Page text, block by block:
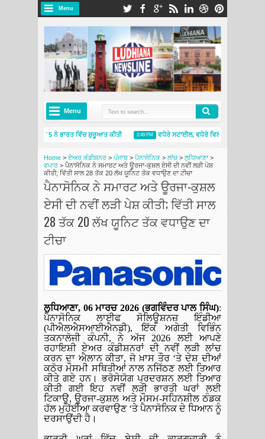
Menu
Menu
ਪ੍ਰਾਈਮੈਸੀ 5 ਨੇ ਭਾਰਤ ਵਿੱਚ ਸ਼ੁਰੂਆਤ ਕੀਤੀ 2:49 PM
ਵਧੇਰੇ ਸਟਾਈਲ, ਵਧੇਰੇ ਵਿਲੱਖਣਤਾ: ਸਕੋਡਾ ਆਟੋ
Home > ਏਅਰ ਕੰਡੀਸ਼ਨਰ > ਪੰਜਾਬ >ਪੈਨਾਸੋਨਿਕ >ਲਾਂਚ>ਲੁਧਿਆਣਾ>
ਵਪਾਰ >ਪੈਨਾਸੋਨਿਕ ਨੇ ਸਮਾਰਟ ਅਤੇ ਊਰਜਾ-ਕੁਸ਼ਲ ਏਸੀ ਦੀ ਨਵੀਂ ਲੜੀ ਪੇਸ਼
ਕੀਤੀ; ਵਿੱਤੀ ਸਾਲ 28 ਤੱਕ 20 ਲੱਖ ਯੂਨਿਟ ਤੱਕ ਵਧਾਉਣ ਦਾ ਟੀਚਾ
ਪੈਨਾਸੋਨਿਕ ਨੇ ਸਮਾਰਟ ਅਤੇ ਊਰਜਾ-ਕੁਸ਼ਲ
ਏਸੀ ਦੀ ਨਵੀਂ ਲੜੀ ਪੇਸ਼ ਕੀਤੀ; ਵਿੱਤੀ ਸਾਲ
28 ਤੱਕ 20 ਲੱਖ ਯੂਨਿਟ ਤੱਕ ਵਧਾਉਣ ਦਾ
ਟੀਚਾ
ਲੁਧਿਆਣਾ, 06 ਮਾਰਚ 2026 (ਭਗਵਿੰਦਰ ਪਾਲ ਸਿੰਘ):
ਪੈਨਾਸੋਨਿਕ ਲਾਈਫ ਸੋਲਿਊਸ਼ਨਜ਼ ਇੰਡੀਆ
(ਪੀਐਲਐਸਆਈਐਨਡੀ), ਇੱਕ ਅਗੇਤੀ ਵਿਭਿੰਨ
ਤਕਨਾਲੋਜੀ ਕੰਪਨੀ, ਨੇ ਅੱਜ 2026 ਲਈ ਆਪਣੇ
ਰਹਾਇਸ਼ੀ ਏਅਰਕੰਡੀਸ਼ਨਰਾਂ ਦੀ ਨਵੀਂ ਲੜੀ ਲਾਂਚ
ਕਰਨ ਦਾ ਐਲਾਨ ਕੀਤਾ, ਜੋ ਖ਼ਾਸ ਤੌਰ ‘ਤੇ ਦੇਸ਼ ਦੀਆਂ
ਕਠੋਰ ਮੌਸਮੀ ਸਥਿਤੀਆਂ ਨਾਲ ਨਜਿੱਠਣ ਲਈ ਤਿਆਰ
ਕੀਤੇ ਗਏ ਹਨ। ਭਰੋਸੇਯੋਗ ਪ੍ਰਦਰਸ਼ਨ ਲਈ ਤਿਆਰ
ਕੀਤੀ ਗਈ ਇਹ ਨਵੀਂ ਲੜੀ ਭਾਰਤੀ ਘਰਾਂ ਲਈ
ਟਿਕਾਊ, ਊਰਜਾ-ਕੁਸ਼ਲ ਅਤੇ ਮੌਸਮ-ਸਹਿਨਸ਼ੀਲ ਠੰਡਕ
ਹੱਲ ਮੁਹੱਈਆ ਕਰਵਾਉਣ ‘ਤੇ ਪੈਨਾਸੋਨਿਕ ਦੇ ਧਿਆਨ ਨੂੰ
ਦਰਸਾਉਂਦੀ ਹੈ।